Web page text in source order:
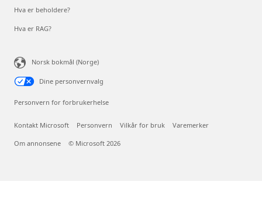
Hva er beholdere?
Hva er RAG?
Norsk bokmål (Norge)
Dine personvernvalg
Personvern for forbrukerhelse
Kontakt Microsoft Personvern Vilkår for bruk Varemerker
Om annonsene © Microsoft 2026